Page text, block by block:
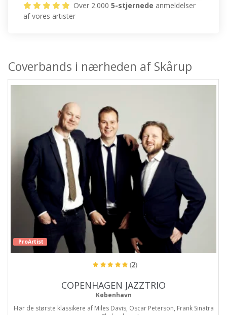
Over 2.0005-stjernede anmeldelser
af vores artister
Coverbands i nærheden af Skårup
ProArtist
(2)
COPENHAGEN JAZZTRIO
København
Hør de største klassikere af Miles Davis, Oscar Peterson, Frank Sinatra